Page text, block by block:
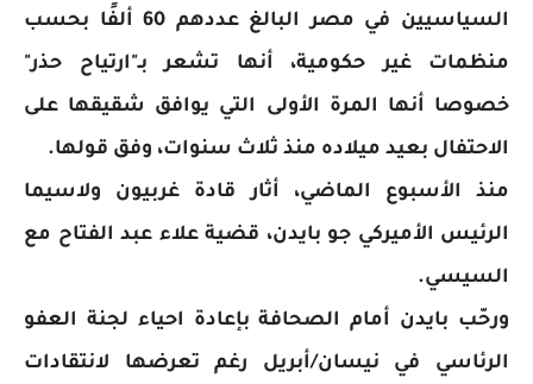
السياسيين في مصر البالغ عددهم 60 ألفًا بحسب
منظمات غير حكومية، أنها تشعر بـ"ارتياح حذر"
خصوصا أنها المرة الأولى التي يوافق شقيقها على
الاحتفال بعيد ميلاده منذ ثلاث سنوات، وفق قولها.
منذ الأسبوع الماضي، أثار قادة غربيون ولاسيما
الرئيس الأميركي جو بايدن، قضية علاء عبد الفتاح مع
السيسي.
ورحّب بايدن أمام الصحافة بإعادة احياء لجنة العفو
الرئاسي في نيسان/أبريل رغم تعرضها لانتقادات